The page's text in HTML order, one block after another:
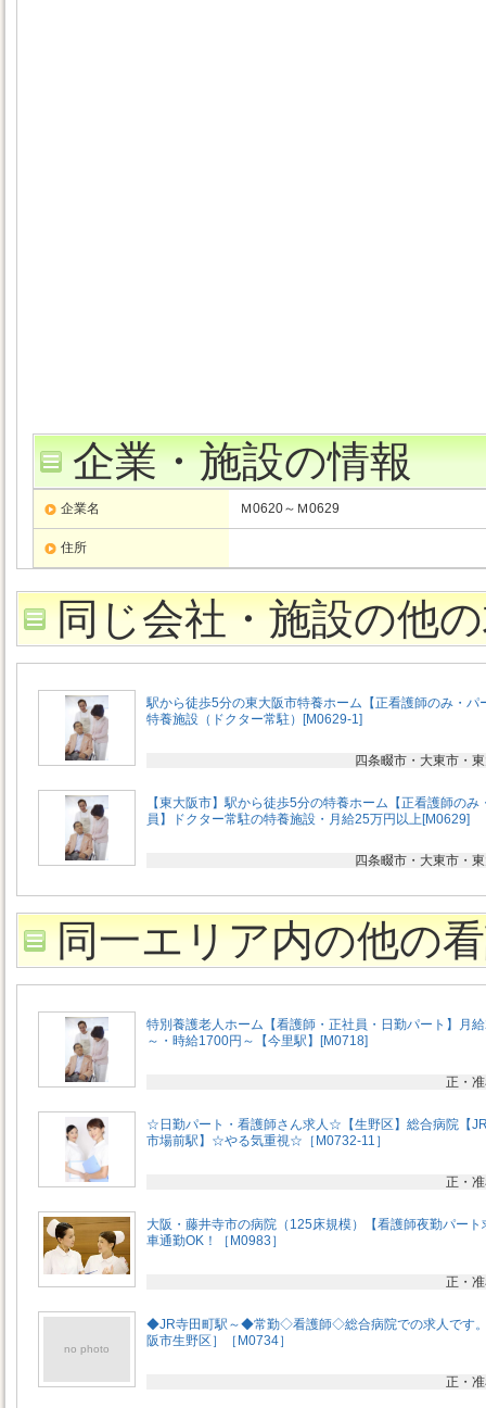
企業・施設の情報
企業名 Ｍ0620～Ｍ0629
住所
同じ会社・施設の他
駅から徒歩5分の東大阪市特養ホーム【正看護師のみ・パ
特養施設（ドクター常駐）[M0629-1]
四条畷市・大東市・
【東大阪市】駅から徒歩5分の特養ホーム【正看護師のみ
員】ドクター常駐の特養施設・月給25万円以上[M0629]
四条畷市・大東市・
同一エリア内の他の
特別養護老人ホーム【看護師・正社員・日勤パート】月
～・時給1700円～【今里駅】[M0718]
正・
☆日勤パート・看護師さん求人☆【生野区】総合病院【
市場前駅】☆やる気重視☆［M0732-11］
正・
大阪・藤井寺市の病院（125床規模）【看護師夜勤パート
車通勤OK！［M0983］
正・
no photo
◆JR寺田町駅～◆常勤◇看護師◇総合病院での求人です
阪市生野区］［M0734］
正・